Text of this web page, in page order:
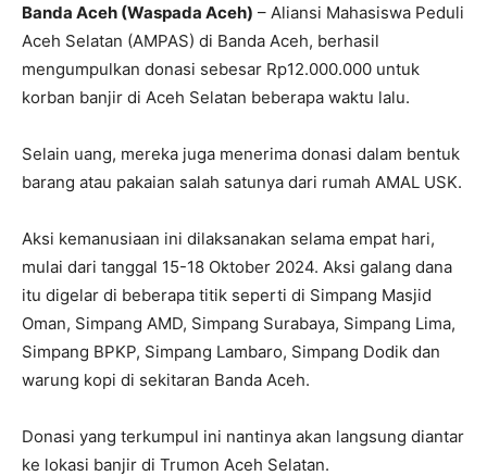
Banda Aceh (Waspada Aceh) – Aliansi Mahasiswa Peduli
Aceh Selatan (AMPAS) di Banda Aceh, berhasil
mengumpulkan donasi sebesar Rp12.000.000 untuk
korban banjir di Aceh Selatan beberapa waktu lalu.
Selain uang, mereka juga menerima donasi dalam bentuk
barang atau pakaian salah satunya dari rumah AMAL USK.
Aksi kemanusiaan ini dilaksanakan selama empat hari,
mulai dari tanggal 15-18 Oktober 2024. Aksi galang dana
itu digelar di beberapa titik seperti di Simpang Masjid
Oman, Simpang AMD, Simpang Surabaya, Simpang Lima,
Simpang BPKP, Simpang Lambaro, Simpang Dodik dan
warung kopi di sekitaran Banda Aceh.
Donasi yang terkumpul ini nantinya akan langsung diantar
ke lokasi banjir di Trumon Aceh Selatan.